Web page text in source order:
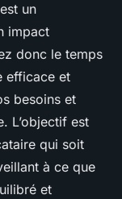
un
impact
donc le temps
efficace et
besoins et
L’objectif est
qui soit
à ce que
et